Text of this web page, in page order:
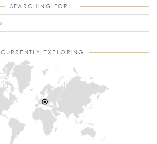
SEARCHING FOR…
CURRENTLY EXPLORING